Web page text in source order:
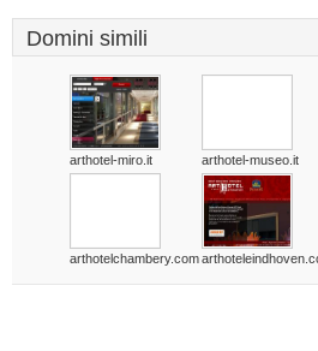
Domini simili
arthotel-miro.it arthotel-museo.it
arthotelchambery.com